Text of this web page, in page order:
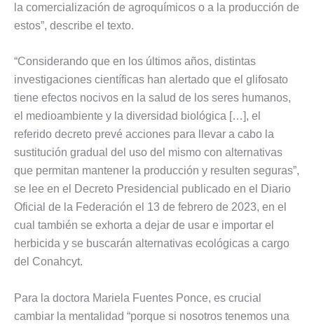
la comercialización de agroquímicos o a la producción de
estos”, describe el texto.
“Considerando que en los últimos años, distintas
investigaciones científicas han alertado que el glifosato
tiene efectos nocivos en la salud de los seres humanos,
el medioambiente y la diversidad biológica […], el
referido decreto prevé acciones para llevar a cabo la
sustitución gradual del uso del mismo con alternativas
que permitan mantener la producción y resulten seguras”,
se lee en el Decreto Presidencial publicado en el Diario
Oficial de la Federación el 13 de febrero de 2023, en el
cual también se exhorta a dejar de usar e importar el
herbicida y se buscarán alternativas ecológicas a cargo
del Conahcyt.
Para la doctora Mariela Fuentes Ponce, es crucial
cambiar la mentalidad “porque si nosotros tenemos una